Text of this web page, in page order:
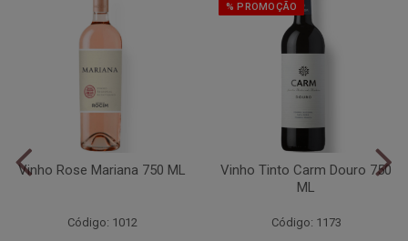
Vinho Rose Mariana 750 ML
Código: 1012
% PROMOÇÃO
Vinho Tinto Carm Douro 750
ML
Código: 1173